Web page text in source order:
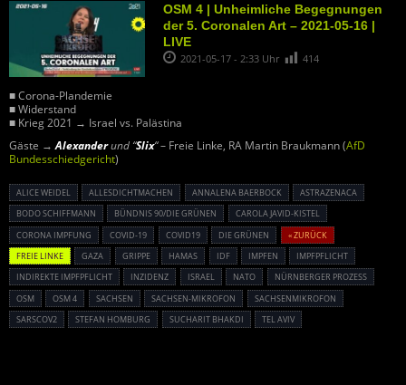
OSM 4 | Unheimliche Begegnungen
der 5. Coronalen Art – 2021-05-16 |
LIVE
2021-05-17 - 2:33 Uhr 414
■ Corona-Plandemie
■ Widerstand
■ Krieg 2021 → Israel vs. Palästina
Gäste →Alexanderund “Slix“– Freie Linke, RA Martin Braukmann (AfD
Bundesschiedgericht)
ALICE WEIDEL ALLESDICHTMACHEN ANNALENA BAERBOCK
ASTRAZENACA
BODO SCHIFFMANN
BÜNDNIS 90/DIE GRÜNEN
CAROLA JAVID-KISTEL
CORONA IMPFUNG
COVID-19 COVID19 DIE GRÜNEN
« ZURÜCK
FREIE LINKE
GAZA GRIPPE HAMAS IDF IMPFEN
IMPFPFLICHT
INDIREKTE IMPFPFLICHT
INZIDENZ ISRAEL NATO
NÜRNBERGER PROZESS
OSM
OSM 4 SACHSEN SACHSEN-MIKROFON
SACHSENMIKROFON
SARSCOV2
STEFAN HOMBURG SUCHARIT BHAKDI TEL AVIV